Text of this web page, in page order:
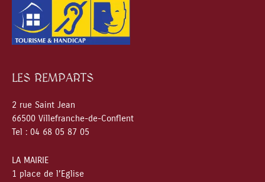
LES REMPARTS
2 rue Saint Jean
66500 Villefranche-de-Conflent
Tel : 04 68 05 87 05
LA MAIRIE
1 place de l’Eglise